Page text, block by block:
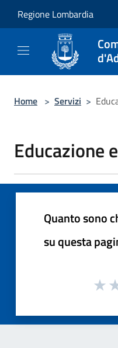
Regione Lombardia
Home > Servizi >
Educazione
Quanto sono
su questa